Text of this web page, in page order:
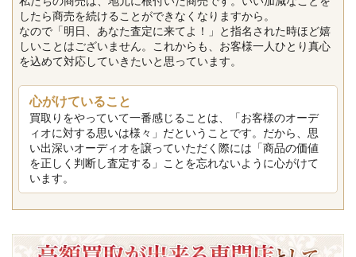
したら商売を続けることができなくなりますから。
なので「明日、あなた査定に来てよ！」と指名された時ほど嬉
しいことはございません。これからも、お客様一人ひとり真心
を込めて対応していきたいと思っています。
心がけていること
買取りをやっていて一番感じることは、「お客様のオーデ
ィオに対する思いは様々」だということです。だから、思
い出深いオーディオを譲っていただく際には「商品の価値
を正しく判断し査定する」ことを忘れないように心がけて
います。